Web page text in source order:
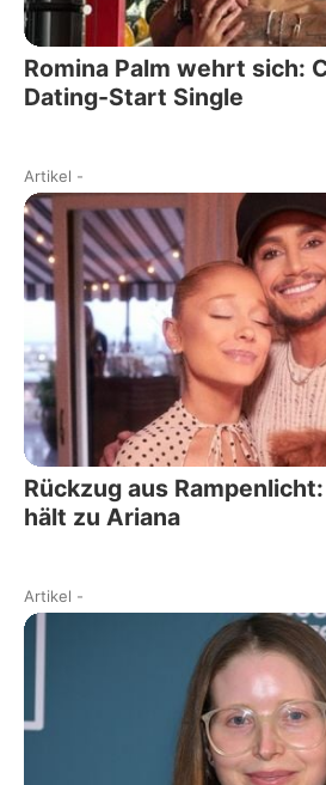
Romina Palm wehrt sich:
Dating-Start Single
Artikel -
Rückzug aus
hält zu Ariana
Artikel -